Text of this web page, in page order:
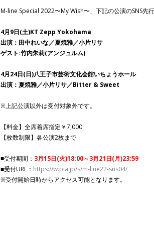
M-line Special 2022〜My Wish〜」下記の公演のSNS先行
4月9日(土)KT Zepp Yokohama
出演：田中れいな／夏焼雅／小片リサ
ゲスト:竹内朱莉(アンジュルム)
4月24日(日)八王子市芸術文化会館いちょうホール
出演：夏焼雅／小片リサ／Bitter & Sweet
※上記公演以外は受付対象外です。
【料金】全席着席指定￥7,000
【枚数制限】各公演2枚まで
■受付期間： 3月15日(火)18:00～3月21日(月)23:59
■受付URL： https://w.pia.jp/s/m-line22-sns04/
※受付開始日時からアクセス可能となります。